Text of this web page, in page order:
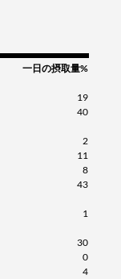
カートに入れる »
カートに入れる »
一日の摂取量%
19
40
2
11
8
43
1
30
0
4